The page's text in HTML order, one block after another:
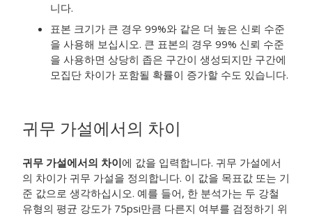
니다.
표본 크기가 큰 경우 99%와 같은 더 높은 신뢰 수준
을 사용해 보십시오. 큰 표본의 경우 99% 신뢰 수준
을 사용하면 상당히 좁은 구간이 생성되지만 구간에
모집단 차이가 포함될 확률이 증가할 수도 있습니다.
귀무 가설에서의 차이
귀무 가설에서의 차이에 값을 입력합니다. 귀무 가설에서
의 차이가 귀무 가설을 정의합니다. 이 값을 목표값 또는 기
준 값으로 생각하십시오. 예를 들어, 한 분석가는 두 강철
유형의 평균 강도가 75psi만큼 다른지 여부를 검정하기 위